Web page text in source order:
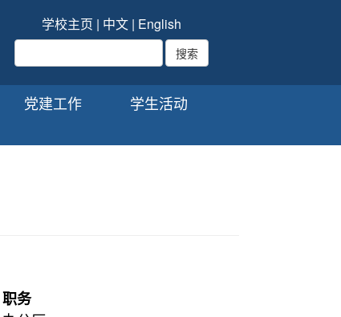
学校主页 | 中文 | English
党建工作
学生活动
职务